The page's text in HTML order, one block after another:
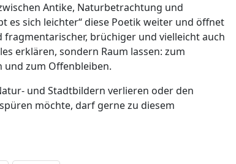
Antike, Naturbetrachtung und
es sich leichter“ diese Poetik weiter und öffnet
fragmentarischer, brüchiger und vielleicht auch
erklären, sondern Raum lassen: zum
und zum Offenbleiben.
und Stadtbildern verlieren oder den
möchte, darf gerne zu diesem